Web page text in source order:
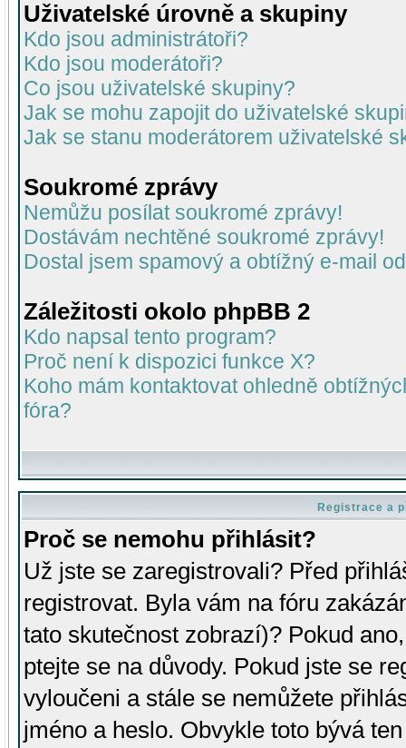
Uživatelské úrovně a skupiny
Kdo jsou administrátoři?
Kdo jsou moderátoři?
Co jsou uživatelské skupiny?
Jak se mohu zapojit do uživatelské
Jak se stanu moderátorem uživatelské
Soukromé zprávy
Nemůžu posílat soukromé zprávy!
Dostávám nechtěné soukromé zprávy!
Dostal jsem spamový a obtížný e-mail
Záležitosti okolo phpBB 2
Kdo napsal tento program?
Proč není k dispozici funkce X?
Koho mám kontaktovat ohledně
fóra?
Registrace a
Proč se nemohu přihlásit?
Už jste se zaregistrovali? Před
registrovat. Byla vám na fóru
tato skutečnost zobrazí)? Pokud
ptejte se na důvody. Pokud jste se
vyloučeni a stále se nemůžete
jméno a heslo. Obvykle toto bývá